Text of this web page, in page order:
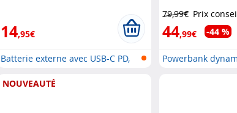
14,95€
Batterie externe avec USB-C PD,
avec câbles
LightningRevolt
79,99€ Prix
44,99€ -44 %
Powerbank
NOUVEAUTÉ